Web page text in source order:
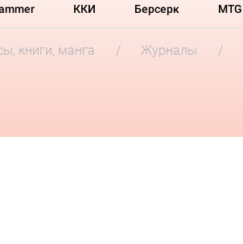
ККИ Берсерк MTG
книги, манга Журналы